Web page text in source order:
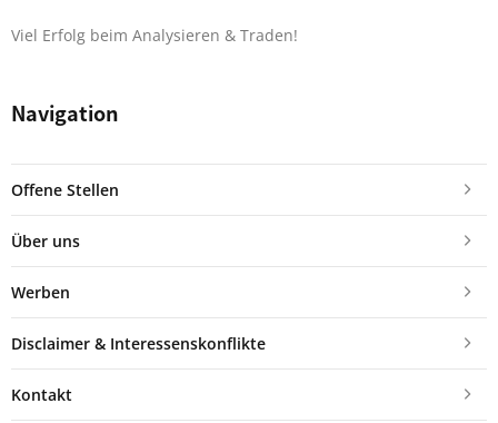
Viel Erfolg beim Analysieren & Traden!
Navigation
Offene Stellen
Über uns
Werben
Disclaimer & Interessenskonflikte
Kontakt